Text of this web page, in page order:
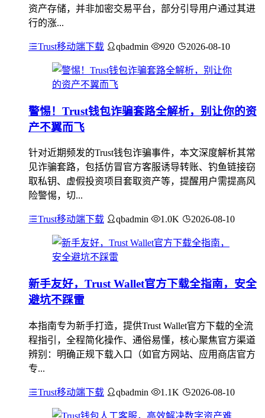
资产存储，并非加密交易平台，部分引导用户通过其进
行的涨...
Trust移动端下载 qbadmin 920 2026-08-10
警惕！Trust钱包诈骗套路全解析，别让你的资
产不翼而飞
针对近期频发的Trust钱包诈骗事件，本文深度解析其常
见诈骗套路，包括仿冒官方客服诱导转账、钓鱼链接窃
取私钥、虚假投资项目套取资产等，提醒用户需提高风
险警惕，切...
Trust移动端下载 qbadmin 1.0K 2026-08-10
新手友好，Trust Wallet官方下载全指南，安全
避坑不踩雷
本指南专为新手打造，提供Trust Wallet官方下载的全流
程指引，全程简化操作、通俗易懂，核心聚焦官方渠道
辨别：明确正规下载入口（如官方网站、应用商店官方
专...
Trust移动端下载 qbadmin 1.1K 2026-08-10